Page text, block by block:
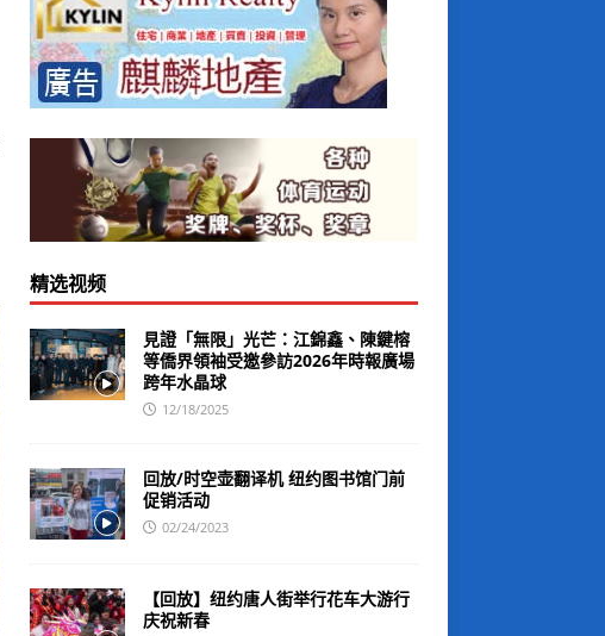
精选视频
見證「無限」光芒：江錦鑫、陳鍵榕
等僑界領袖受邀參訪2026年時報廣場
跨年水晶球
12/18/2025
回放/时空壶翻译机 纽约图书馆门前
促销活动
02/24/2023
【回放】纽约唐人街举行花车大游行
庆祝新春